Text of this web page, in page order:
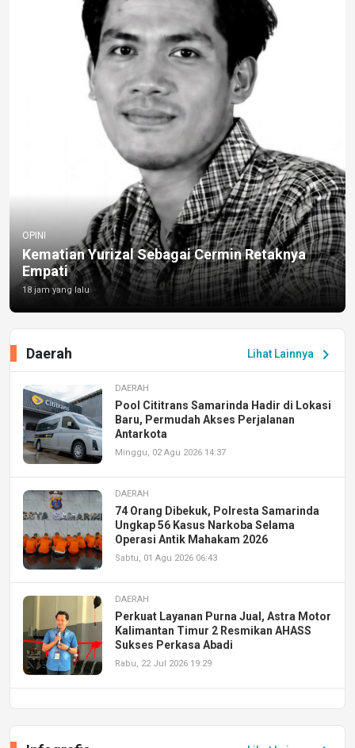
OPINI
Kematian Yurizal Sebagai Cermin Retaknya
Empati
18 jam yang lalu
Lihat Lainnya chevron_right
Daerah
DAERAH
Pool Cititrans Samarinda Hadir di Lokasi
Baru, Permudah Akses Perjalanan
Antarkota
Minggu, 02 Agu 2026 14:37
DAERAH
74 Orang Dibekuk, Polresta Samarinda
Ungkap 56 Kasus Narkoba Selama
Operasi Antik Mahakam 2026
Sabtu, 01 Agu 2026 06:43
DAERAH
Perkuat Layanan Purna Jual, Astra Motor
Kalimantan Timur 2 Resmikan AHASS
Sukses Perkasa Abadi
Rabu, 22 Jul 2026 19:29